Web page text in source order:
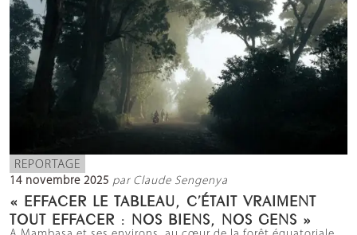
REPORTAGE
14 novembre 2025 par Claude Sengenya
« EFFACER LE TABLEAU, C’ÉTAIT VRAIMENT
TOUT EFFACER : NOS BIENS, NOS GENS »